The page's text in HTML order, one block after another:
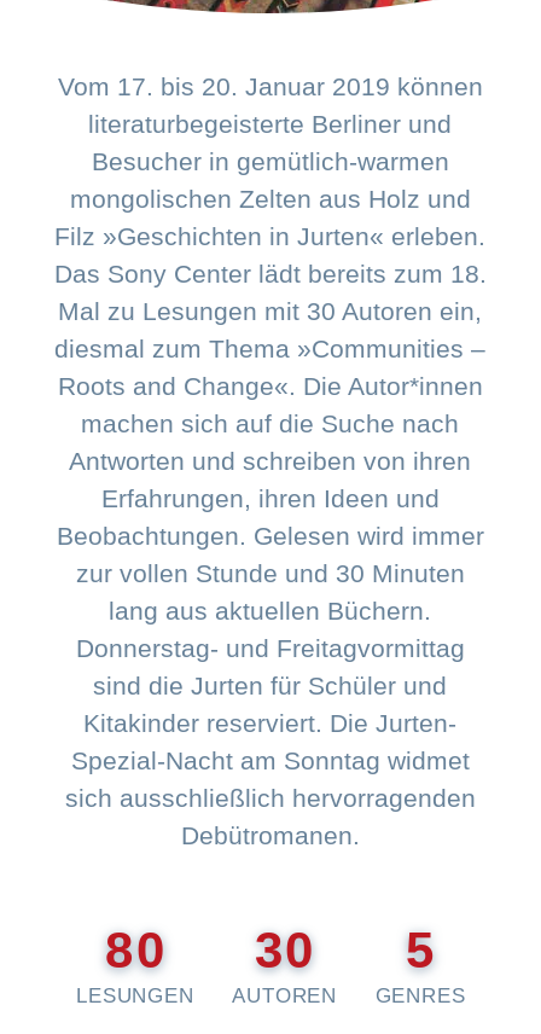
Vom 17. bis 20. Januar 2019 können
literaturbegeisterte Berliner und
Besucher in gemütlich-warmen
mongolischen Zelten aus Holz und
Filz »Geschichten in Jurten« erleben.
Das Sony Center lädt bereits zum 18.
Mal zu Lesungen mit 30 Autoren ein,
diesmal zum Thema »Communities –
Roots and Change«. Die Autor*innen
machen sich auf die Suche nach
Antworten und schreiben von ihren
Erfahrungen, ihren Ideen und
Beobachtungen. Gelesen wird immer
zur vollen Stunde und 30 Minuten
lang aus aktuellen Büchern.
Donnerstag- und Freitagvormittag
sind die Jurten für Schüler und
Kitakinder reserviert. Die Jurten-
Spezial-Nacht am Sonntag widmet
sich ausschließlich hervorragenden
Debütromanen.
80
LESUNGEN
30
AUTOREN
5
GENRES